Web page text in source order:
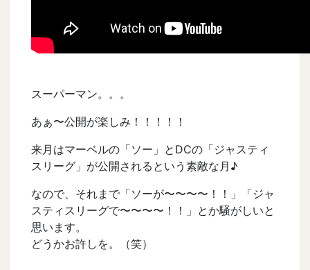
スーパーマン。。。
あぁ〜公開が楽しみ！！！！！
来月はマーベルの「ソー」とDCの「ジャスティ
スリーグ」が公開されるという素敵な月♪
なので、それまで「ソーが〜〜〜〜！！」「ジャ
スティスリーグで〜〜〜〜！！」とか騒がしいと
思います。
どうかお許しを。（笑）